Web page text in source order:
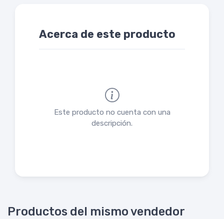
Acerca de este producto
Este producto no cuenta con una
descripción.
Productos del mismo vendedor